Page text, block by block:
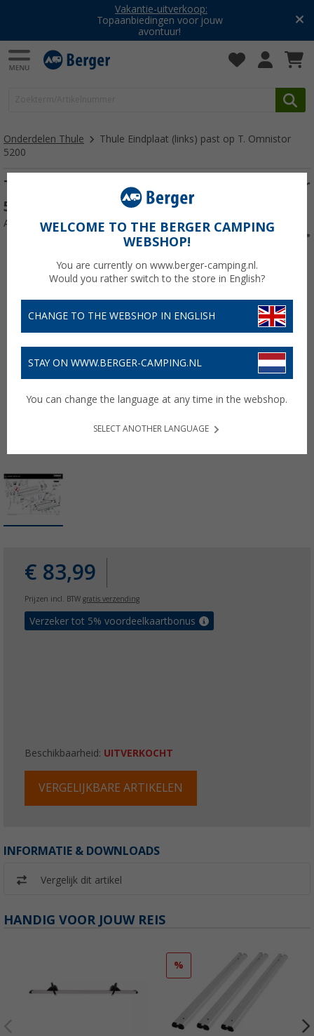
Vakantie-uitverkoop:
Topaanbiedingen voor jouw
avontuur!
Onderdelen Thule
Thule Eindplaat (links) past op T. Omnistor
5200
Thule Eindplaat (links) past op T. Omnistor
5200
Artikelnr: 126153
€ 83,99
Prijzen incl. BTW gratis verzending
Verzeker tot 5% voordeelkaartbonus
Beschikbaarheid: UITVERKOCHT
VERGELIJKBARE ARTIKELEN
INFORMATIE & DOWNLOADS
Vergelijk dit artikel
HANDIG VOOR JOUW REIS
%
WELCOME TO THE BERGER CAMPING
WEBSHOP!
You are currently on www.berger-camping.nl.
Would you rather switch to the store in English?
CHANGE TO THE WEBSHOP IN ENGLISH
STAY ON WWW.BERGER-CAMPING.NL
You can change the language at any time in the webshop.
SELECT ANOTHER LANGUAGE